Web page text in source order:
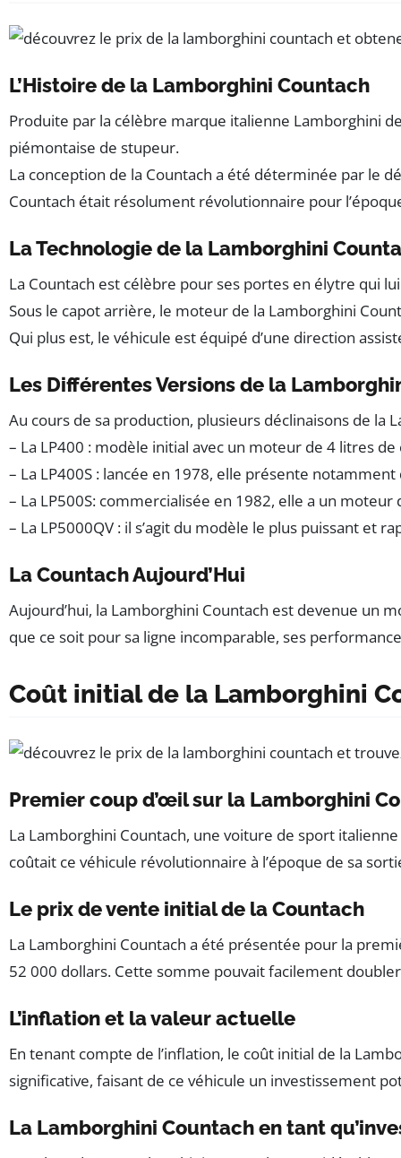
L’Histoire de la Lamborghini Countach
Produite par la célèbre marque italienne Lamborghini
piémontaise de stupeur.
La conception de la Countach a été déterminée par le
Countach était résolument révolutionnaire pour
La Technologie de la Lamborghini
La Countach est célèbre pour ses portes en élytre qui
Sous le capot arrière, le moteur de la Lamborghini
Qui plus est, le véhicule est équipé d’une direction
Les Différentes Versions de la
Au cours de sa production, plusieurs déclinaisons de la
– La LP400 : modèle initial avec un moteur de 4 litres
– La LP400S : lancée en 1978, elle présente
– La LP500S: commercialisée en 1982, elle a un
– La LP5000QV : il s’agit du modèle le plus puissant et
La Countach Aujourd’Hui
Aujourd’hui, la Lamborghini Countach est devenue un
que ce soit pour sa ligne incomparable, ses
Coût initial de la Lamborghini
Premier coup d’œil sur la Lamborghini
La Lamborghini Countach, une voiture de sport
coûtait ce véhicule révolutionnaire à l’époque de sa
Le prix de vente initial de la Countach
La Lamborghini Countach a été présentée pour la
52 000 dollars. Cette somme pouvait facilement
L’inflation et la valeur actuelle
En tenant compte de l’inflation, le coût initial de la
significative, faisant de ce véhicule un investissement
La Lamborghini Countach en tant